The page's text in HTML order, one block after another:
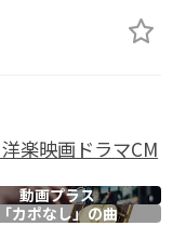
洋楽映画ドラマCM
動画プラス
「カポなし」の曲